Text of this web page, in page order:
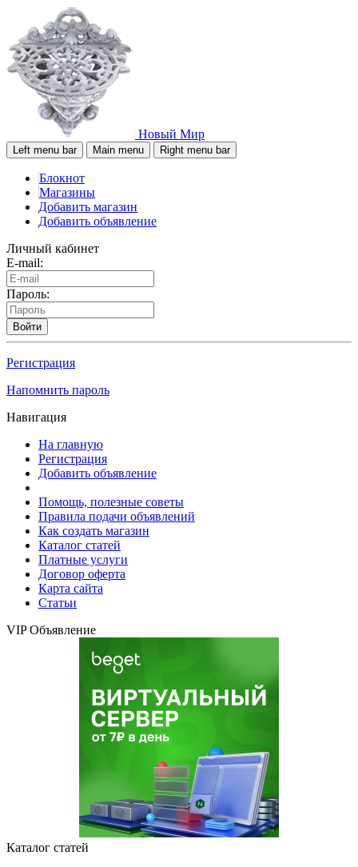
Новый Мир
Left menu bar Main menu Right menu bar
Блокнот
Магазины
Добавить магазин
Добавить объявление
Личный кабинет
E-mail:
Пароль:
Войти
Регистрация
Напомнить пароль
Навигация
На главную
Регистрация
Добавить объявление
Помощь, полезные советы
Правила подачи объявлений
Как создать магазин
Каталог статей
Платные услуги
Договор оферта
Карта сайта
Статьи
VIP Объявление
Каталог статей